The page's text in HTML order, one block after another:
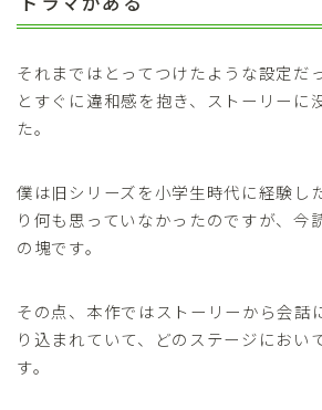
それまではとってつけたような設定だ
とすぐに違和感を抱き、ストーリーに
た。
僕は旧シリーズを小学生時代に経験し
り何も思っていなかったのですが、今
の塊です。
その点、本作ではストーリーから会話
り込まれていて、どのステージにおい
す。